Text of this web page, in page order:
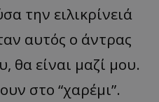
α την ειλικρίνειά
αν αυτός ο άντρας
, θα είναι μαζί μου.
στο “χαρέμι”.